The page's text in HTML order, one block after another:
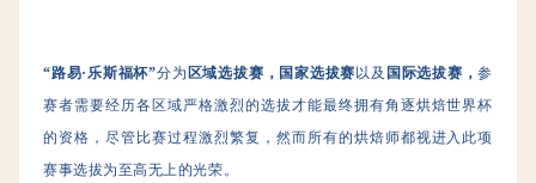
“路易·乐斯福杯”分为 区域选拔赛，国家选拔赛以及 国际选拔赛，参
赛者需要经历各区域严格激烈的选拔才能最终拥有角逐烘焙世界杯
的资格，尽管比赛过程激烈繁复，然而所有的烘焙师都视进入此项
赛事选拔为至高无上的光荣。